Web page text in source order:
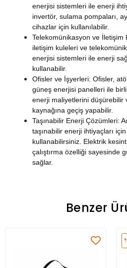
enerjisi sistemleri ile enerji
invertör, sulama pompaları,
cihazlar için kullanılabilir.
Telekomünikasyon ve İletişim
iletişim kuleleri ve
enerjisi sistemleri ile enerji
kullanabilir.
Ofisler ve İşyerleri: Ofisler,
güneş enerjisi panelleri ile
enerji maliyetlerini düşürebilir
kaynağına geçiş yapabilir.
Taşınabilir Enerji Çözümleri:
taşınabilir enerji ihtiyaçları
kullanabilirsiniz. Elektrik
çalıştırma özelliği sayesinde
sağlar.
Benzer